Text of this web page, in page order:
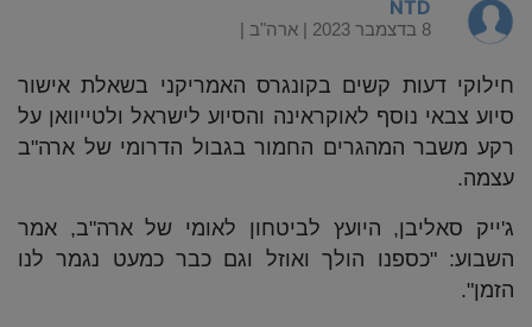
NTD
8 בדצמבר 2023 | | ארה"ב
חילוקי דעות קשים בקונגרס האמריקני בשאלת אישור
סיוע צבאי נוסף לאוקראינה והסיוע לישראל ולטייוואן על
רקע משבר המהגרים החמור בגבול הדרומי של ארה"ב
עצמה.
ג'ייק סאליבן, היועץ לביטחון לאומי של ארה"ב, אמר
השבוע: "כספנו הולך ואוזל וגם כבר כמעט נגמר לנו
הזמן".